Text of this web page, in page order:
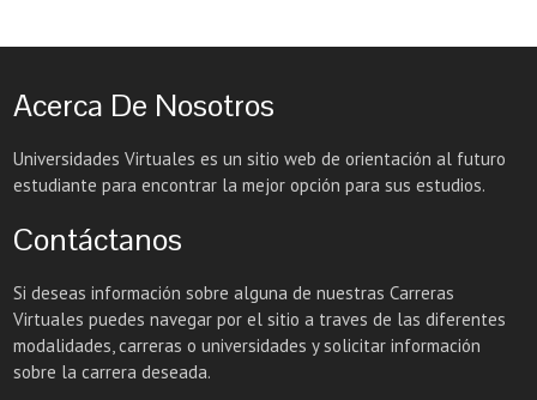
Acerca De Nosotros
Universidades Virtuales es un sitio web de orientación al futuro
estudiante para encontrar la mejor opción para sus estudios.
Contáctanos
Si deseas información sobre alguna de nuestras Carreras
Virtuales puedes navegar por el sitio a traves de las diferentes
modalidades, carreras o universidades y solicitar información
sobre la carrera deseada.